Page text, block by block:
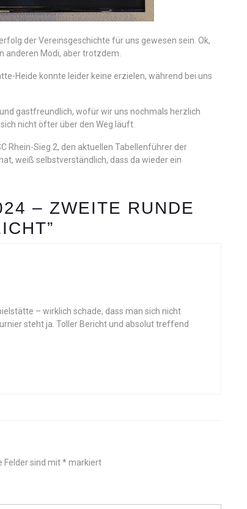
der Vereinsgeschichte für uns gewesen sein. Ok,
anderen Modi, aber trotzdem.
Heide konnte leider keine erzielen, während bei uns
gastfreundlich, wofür wir uns nochmals herzlich
nicht öfter über den Weg läuft.
Rhein-Sieg 2, den aktuellen Tabellenführer der
weiß selbstverständlich, dass da wieder ein
– ZWEITE RUNDE
– wirklich schade, dass man sich nicht
steht ja. Toller Bericht und absolut treffend
Felder sind mit*markiert